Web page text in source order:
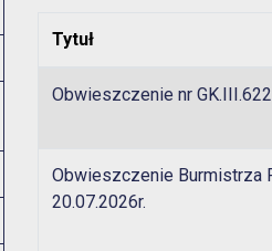
Otwórz menu
Otwórz menu
Tytuł
Obwieszczenie nr
Obwieszczenie Burmistrza
20.07.2026r.